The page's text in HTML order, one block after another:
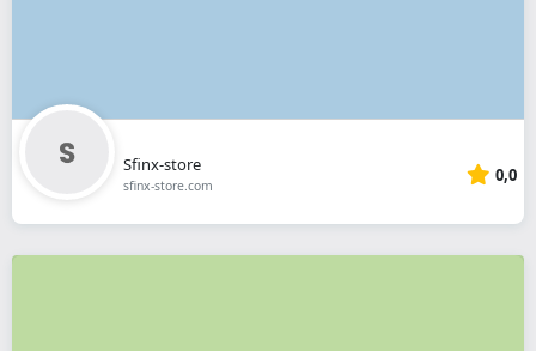
Sfinx-store
sfinx-store.com 0,0